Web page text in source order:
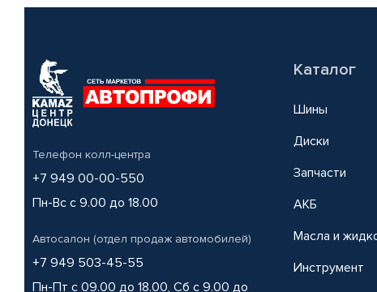
Телефон колл-центра
+7 949 00-00-550
Пн-Вс с 9.00 до 18.00
Автосалон (отдел продаж автомобилей)
+7 949 503-45-55
Пн-Пт с 09.00 до 18.00, Сб с 9.00 до
Каталог
Шины
Диски
Запчасти
АКБ
Масла и
Инструмент